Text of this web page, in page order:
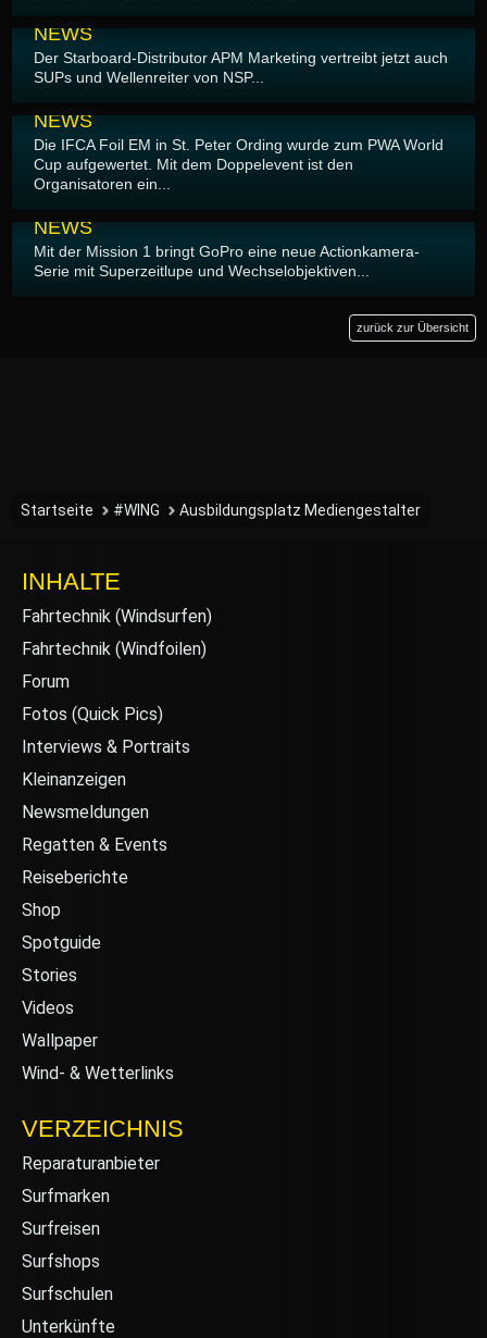
NEWS
Der Starboard-Distributor APM Marketing vertreibt jetzt auch
SUPs und Wellenreiter von NSP...
NEWS
Die IFCA Foil EM in St. Peter Ording wurde zum PWA World
Cup aufgewertet. Mit dem Doppelevent ist den
Organisatoren ein...
NEWS
Mit der Mission 1 bringt GoPro eine neue Actionkamera-
Serie mit Superzeitlupe und Wechselobjektiven...
zurück zur Übersicht
Startseite #WING Ausbildungsplatz Mediengestalter
INHALTE
Fahrtechnik (Windsurfen)
Fahrtechnik (Windfoilen)
Forum
Fotos (Quick Pics)
Interviews & Portraits
Kleinanzeigen
Newsmeldungen
Regatten & Events
Reiseberichte
Shop
Spotguide
Stories
Videos
Wallpaper
Wind- & Wetterlinks
VERZEICHNIS
Reparaturanbieter
Surfmarken
Surfreisen
Surfshops
Surfschulen
Unterkünfte